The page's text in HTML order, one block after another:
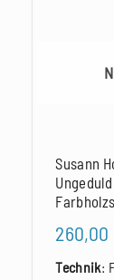
Susann
260,00
Technik: